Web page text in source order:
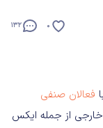
132 0
فعالان صنفی
از جمله ایکس